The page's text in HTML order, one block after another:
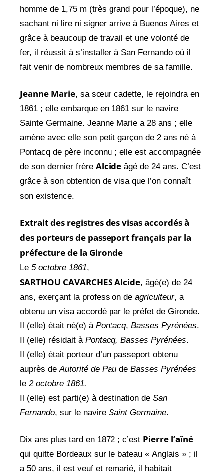
homme de 1,75 m (très grand pour l’époque), ne
sachant ni lire ni signer arrive à Buenos Aires et
grâce à beaucoup de travail et une volonté de
fer, il réussit à s’installer à San Fernando où il
fait venir de nombreux membres de sa famille.
Jeanne Marie, sa sœur cadette, le rejoindra en
1861 ; elle embarque en 1861 sur le navire
Sainte Germaine. Jeanne Marie a 28 ans ; elle
amène avec elle son petit garçon de 2 ans né à
Pontacq de père inconnu ; elle est accompagnée
de son dernier frère Alcide âgé de 24 ans. C’est
grâce à son obtention de visa que l’on connaît
son existence.
Extrait des registres des visas accordés à
des porteurs de passeport français par la
préfecture de la Gironde
Le 5 octobre 1861,
SARTHOU CAVARCHES Alcide, âgé(e) de 24
ans, exerçant la profession de agriculteur, a
obtenu un visa accordé par le préfet de Gironde.
Il (elle) était né(e) à Pontacq, Basses Pyrénées.
Il (elle) résidait à Pontacq, Basses Pyrénées.
Il (elle) était porteur d’un passeport obtenu
auprès deAutorité de Pau de Basses Pyrénées
le 2 octobre 1861.
Il (elle) est parti(e) à destination de San
Fernando, sur le navire Saint Germaine.
Dix ans plus tard en 1872 ; c’est Pierre l’aîné
qui quitte Bordeaux sur le bateau « Anglais » ; il
a 50 ans, il est veuf et remarié, il habitait